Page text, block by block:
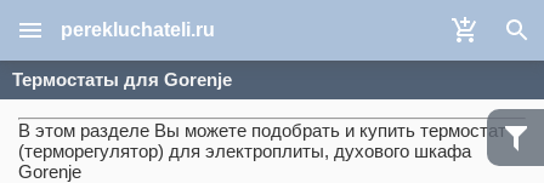
perekluchateli.ru
Термостаты для Gorenje
В этом разделе Вы можете подобрать и купить термостат
(терморегулятор) для электроплиты, духового шкафа
Gorenje